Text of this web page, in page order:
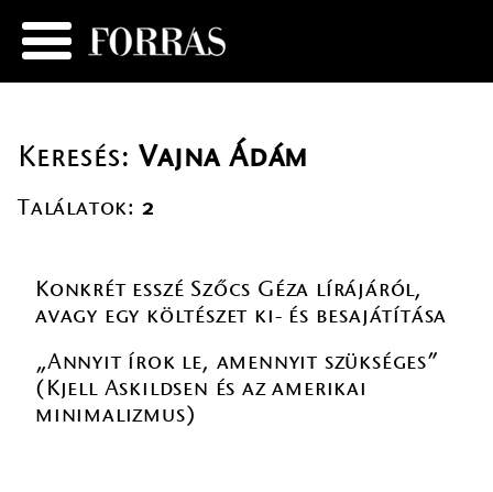
Keresés:Vajna Ádám
Találatok: 2
Konkrét esszé Szőcs Géza lírájáról,
avagy egy költészet ki- és besajátítása
„Annyit írok le, amennyit szükséges”
(Kjell Askildsen és az amerikai
minimalizmus)